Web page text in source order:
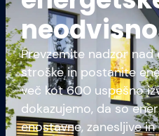
Prevzemite nadzor nad
stroške in postanite
več kot 600 uspešno
dokazujemo, da so
enostavne, zanesljive in